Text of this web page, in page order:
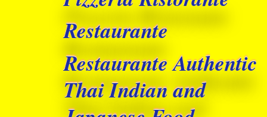
Restaurante
Restaurante Authentic
Thai Indian and